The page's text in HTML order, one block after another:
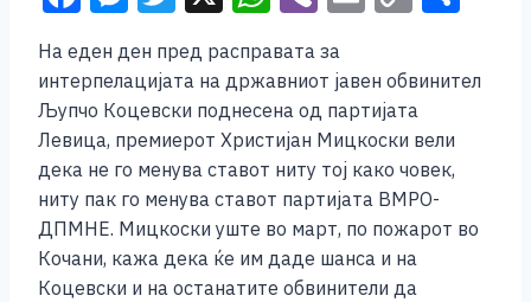
c
e
b
o
o
k
ss
e
n
g
er
tt
er
at
s
A
p
p
er ai
l
p
y
Li
n
k
ar
На еден ден пред расправата за
интерпелацијата на државниот јавен обвинител
Љупчо Коцевски поднесена од партијата
Левица, премиерот Христијан Мицкоски вели
дека не го менува ставот ниту тој како човек,
ниту пак го менува ставот партијата ВМРО-
ДПМНЕ. Мицкоски уште во март, по пожарот во
Кочани, кажа дека ќе им даде шанса и на
Коцевски и на останатите обвинители да